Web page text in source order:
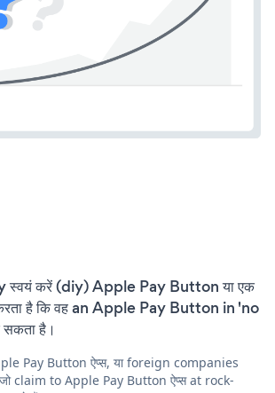
स्वयं करें (diy) Apple Pay Button या एक
है कि वह an Apple Pay Button in 'no
सकता है।
Pay Button ऐप्स, या foreign companies
जो claim to Apple Pay Button ऐप्स at rock-